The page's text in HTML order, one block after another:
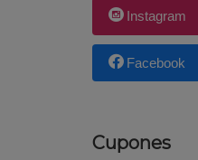
Instagram
Facebook
Cupones